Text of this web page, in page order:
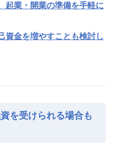
起業・開業の準備を手軽に
資金を増やすことも検討し
を受けられる場合も